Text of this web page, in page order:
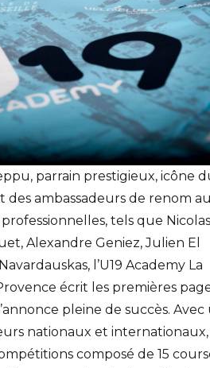
parrain prestigieux, icône
des ambassadeurs de renom
tels que
Alexandre Geniez, Julien El
l’U19 Academy La
écrit les premières
pleine de succès. Avec
nationaux et
composé de 15